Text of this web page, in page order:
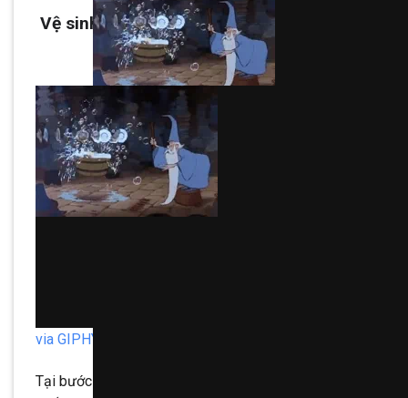
Vệ sinh các thiết bị trong công trình
via GIPHY
Tại bước này thì cần thực hiện vệ sinh chi tiết từ trên